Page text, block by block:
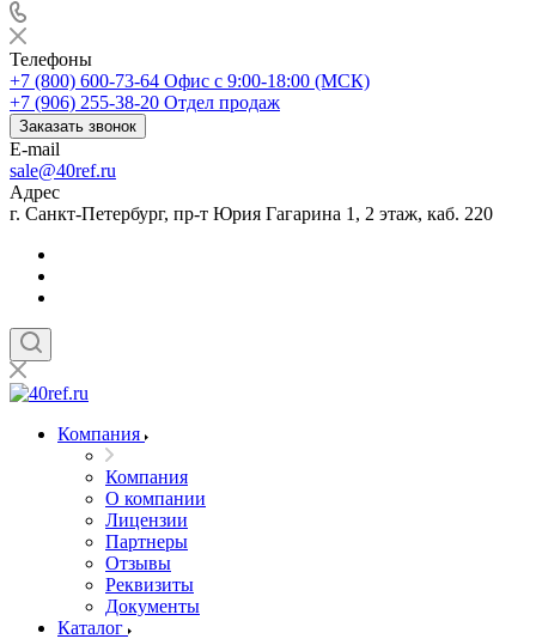
Телефоны
+7 (800) 600-73-64 Офис с 9:00-18:00 (МСК)
+7 (906) 255-38-20 Отдел продаж
Заказать звонок
E-mail
sale@40ref.ru
Адрес
г. Санкт-Петербург, пр-т Юрия Гагарина 1, 2 этаж, каб. 220
Компания
Компания
О компании
Лицензии
Партнеры
Отзывы
Реквизиты
Документы
Каталог